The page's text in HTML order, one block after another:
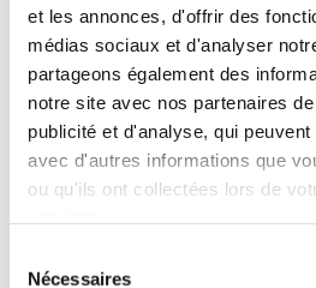
et les annonces, d'offrir des
médias sociaux et d'analyser
partageons également des
notre site avec nos partenaires
publicité et d'analyse, qui
avec d'autres informations que
ou qu'ils ont collectées lors de
Nécessaires